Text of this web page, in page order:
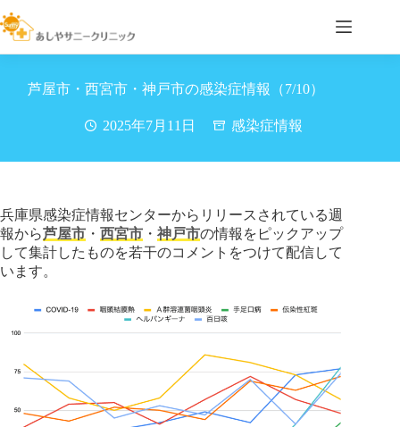
ン
テ
芦屋市・西宮市・神戸市の感染症情報（7/10）
2025年7月11日 感染症情報
兵庫県感染症情報センターからリリースされている週
報から芦屋市 ・ 西宮市 ・ 神戸市の情報をピックアップ
して集計したものを若干のコメントをつけて配信して
います。